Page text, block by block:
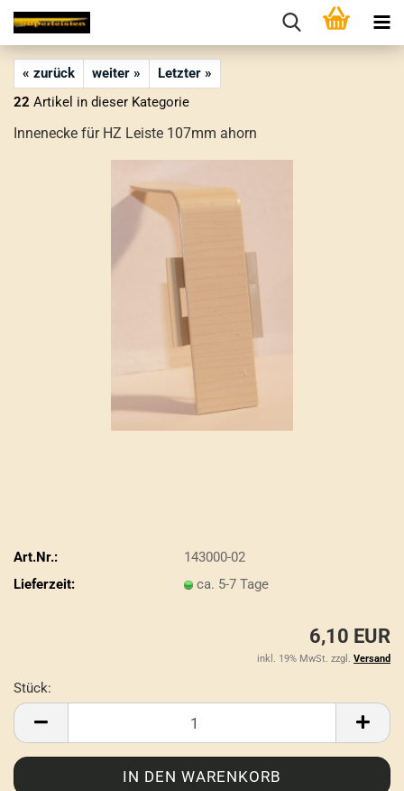
« zurück weiter »
Letzter »
22 Artikel in dieser Kategorie
Innenecke für HZ Leiste 107mm ahorn
Art.Nr.:
143000-02
Lieferzeit:
ca. 5-7 Tage
6,10 EUR
inkl. 19% MwSt. zzgl. Versand
Stück:
Stück